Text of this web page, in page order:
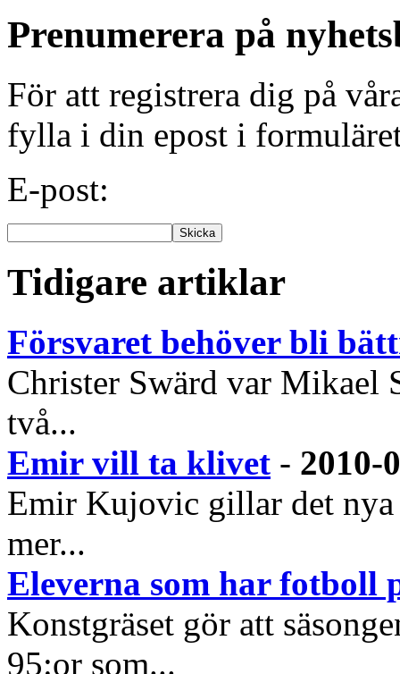
Prenumerera på
För att registrera dig på
fylla i din epost i
E-post:
Tidigare artiklar
Försvaret behöver bli
Christer Swärd var Mikael
två...
Emir vill ta klivet - 2010-
Emir Kujovic gillar det nya
mer...
Eleverna som har fotboll
Konstgräset gör att
95:or som...